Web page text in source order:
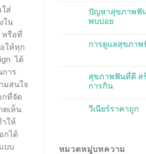
ปัญหาสุขภาพฟั
พบบ่อย
การดูแลสุขภาพ
สุขภาพฟันที่ดี ส
การกิน
วีเนียร์ราคาถูก
หมวดหมู่บทความ